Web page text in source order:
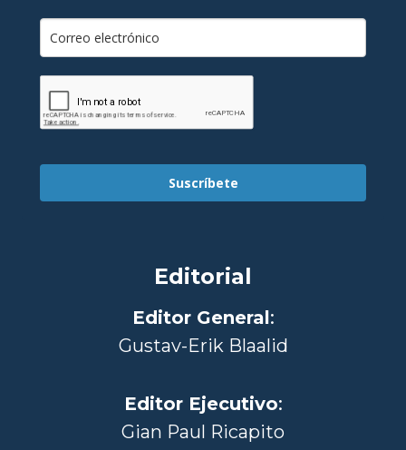
Suscríbete
Editorial
Editor General:
Gustav-Erik Blaalid
Editor Ejecutivo:
Gian Paul Ricapito